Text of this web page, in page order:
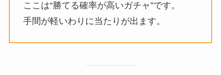
ここは“勝てる確率が高いガチャ”です。
手間が軽いわりに当たりが出ます。